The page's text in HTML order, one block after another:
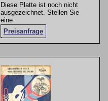
Diese Platte ist noch nicht
ausgezeichnet. Stellen Sie
eine
Preisanfrage